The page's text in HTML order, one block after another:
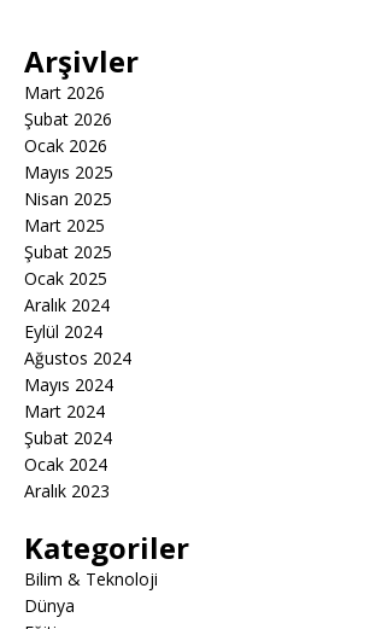
Arşivler
Mart 2026
Şubat 2026
Ocak 2026
Mayıs 2025
Nisan 2025
Mart 2025
Şubat 2025
Ocak 2025
Aralık 2024
Eylül 2024
Ağustos 2024
Mayıs 2024
Mart 2024
Şubat 2024
Ocak 2024
Aralık 2023
Kategoriler
Bilim & Teknoloji
Dünya